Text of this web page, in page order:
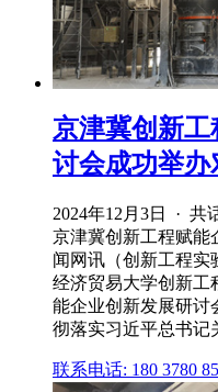
京津冀创新
讨会成功举办
2024年12月3日 · 共
京津冀创新工程赋能
闻网讯（创新工程实
经济贸易大学创新工
能企业创新发展研讨
彻落实习近平总书记
联系电话: 180 3780